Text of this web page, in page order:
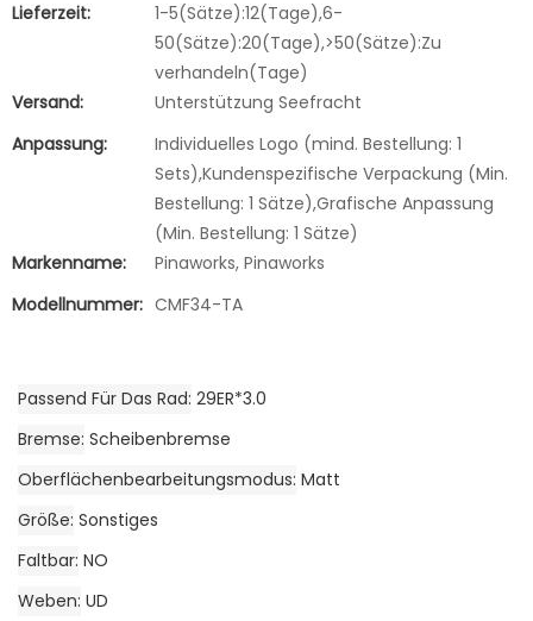
Lieferzeit:
1-5(Sätze):12(Tage),6-
50(Sätze):20(Tage),>50(Sätze):Zu
verhandeln(Tage)
Versand:
Unterstützung Seefracht
Anpassung:
Individuelles Logo (mind. Bestellung: 1
Sets),Kundenspezifische Verpackung (Min.
Bestellung: 1 Sätze),Grafische Anpassung
(Min. Bestellung: 1 Sätze)
Markenname:
Pinaworks, Pinaworks
Modellnummer: CMF34-TA
Passend Für Das Rad 29ER*3.0
Bremse Scheibenbremse
Oberflächenbearbeitungsmodus Matt
Größe Sonstiges
Faltbar NO
Weben UD